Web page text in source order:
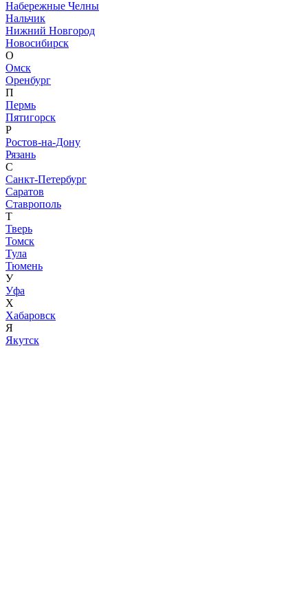
Набережные Челны
Нальчик
Нижний Новгород
Новосибирск
О
Омск
Оренбург
П
Пермь
Пятигорск
Р
Ростов-на-Дону
Рязань
С
Санкт-Петербург
Саратов
Ставрополь
Т
Тверь
Томск
Тула
Тюмень
У
Уфа
Х
Хабаровск
Я
Якутск